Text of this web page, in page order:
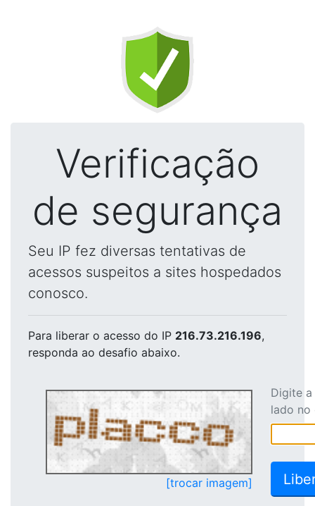
Verificação
de segurança
Seu IP fez diversas tentativas de
acessos suspeitos a sites hospedados
conosco.
Para liberar o acesso do IP 216.73.216.196,
responda ao desafio abaixo.
[trocar imagem]
Digite
lado no